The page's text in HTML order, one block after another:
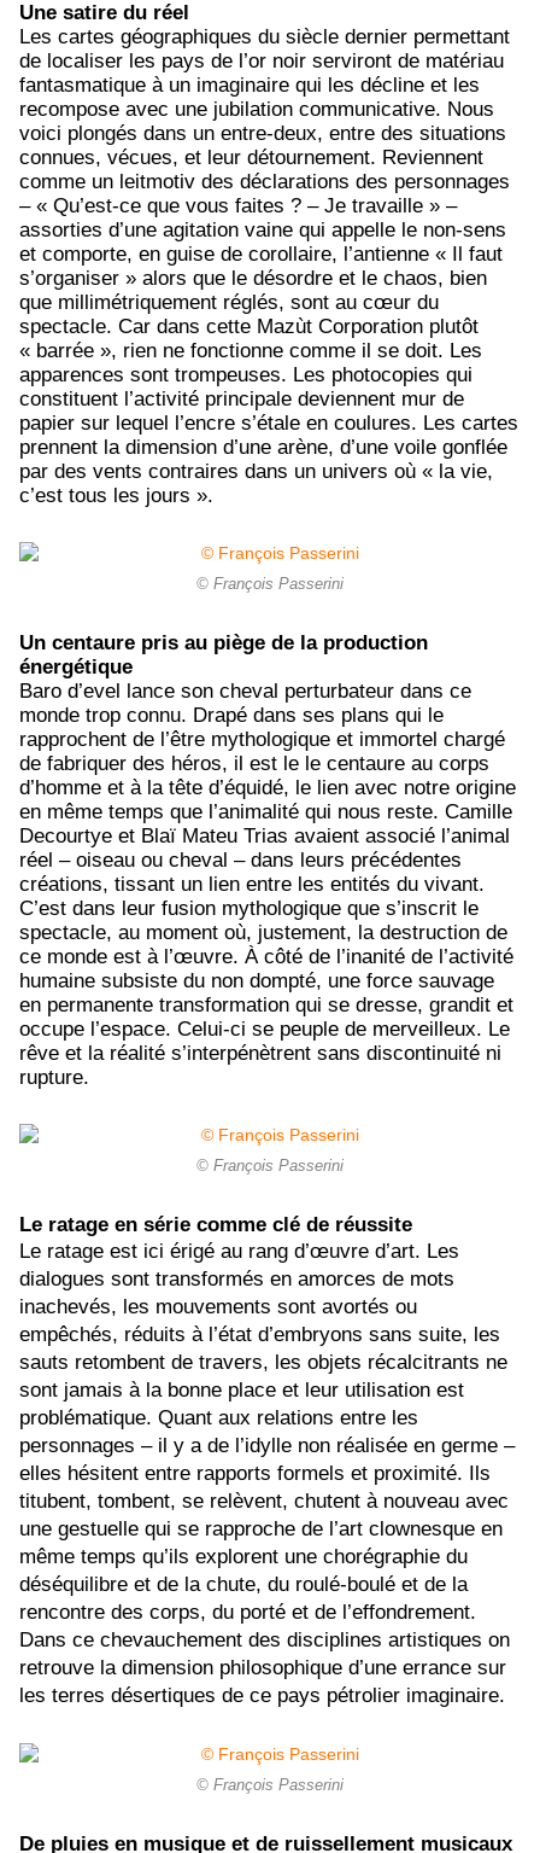
Une satire du réel
Les cartes géographiques du siècle dernier permettant
de localiser les pays de l’or noir serviront de matériau
fantasmatique à un imaginaire qui les décline et les
recompose avec une jubilation communicative. Nous
voici plongés dans un entre-deux, entre des situations
connues, vécues, et leur détournement. Reviennent
comme un leitmotiv des déclarations des personnages
– « Qu’est-ce que vous faites ? – Je travaille » –
assorties d’une agitation vaine qui appelle le non-sens
et comporte, en guise de corollaire, l’antienne « Il faut
s’organiser » alors que le désordre et le chaos, bien
que millimétriquement réglés, sont au cœur du
spectacle. Car dans cette Mazùt Corporation plutôt
« barrée », rien ne fonctionne comme il se doit. Les
apparences sont trompeuses. Les photocopies qui
constituent l’activité principale deviennent mur de
papier sur lequel l’encre s’étale en coulures. Les cartes
prennent la dimension d’une arène, d’une voile gonflée
par des vents contraires dans un univers où « la vie,
c’est tous les jours ».
© François Passerini
Un centaure pris au piège de la production
énergétique
Baro d’evel lance son cheval perturbateur dans ce
monde trop connu. Drapé dans ses plans qui le
rapprochent de l’être mythologique et immortel chargé
de fabriquer des héros, il est le le centaure au corps
d’homme et à la tête d’équidé, le lien avec notre origine
en même temps que l’animalité qui nous reste. Camille
Decourtye et Blaï Mateu Trias avaient associé l’animal
réel – oiseau ou cheval – dans leurs précédentes
créations, tissant un lien entre les entités du vivant.
C’est dans leur fusion mythologique que s’inscrit le
spectacle, au moment où, justement, la destruction de
ce monde est à l’œuvre. À côté de l’inanité de l’activité
humaine subsiste du non dompté, une force sauvage
en permanente transformation qui se dresse, grandit et
occupe l’espace. Celui-ci se peuple de merveilleux. Le
rêve et la réalité s’interpénètrent sans discontinuité ni
rupture.
© François Passerini
Le ratage en série comme clé de réussite
Le ratage est ici érigé au rang d’œuvre d’art. Les
dialogues sont transformés en amorces de mots
inachevés, les mouvements sont avortés ou
empêchés, réduits à l’état d’embryons sans suite, les
sauts retombent de travers, les objets récalcitrants ne
sont jamais à la bonne place et leur utilisation est
problématique. Quant aux relations entre les
personnages – il y a de l’idylle non réalisée en germe –
elles hésitent entre rapports formels et proximité. Ils
titubent, tombent, se relèvent, chutent à nouveau avec
une gestuelle qui se rapproche de l’art clownesque en
même temps qu’ils explorent une chorégraphie du
déséquilibre et de la chute, du roulé-boulé et de la
rencontre des corps, du porté et de l’effondrement.
Dans ce chevauchement des disciplines artistiques on
retrouve la dimension philosophique d’une errance sur
les terres désertiques de ce pays pétrolier imaginaire.
© François Passerini
De pluies en musique et de ruissellement musicaux